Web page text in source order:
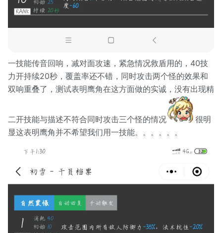
一技能传音回响，减对面攻速，紧急情况救盾用的，40技
力开持续20秒，覆盖率还不错，同时攻击两个怪的效果和
双响重叠了，测试表明鹰角在这方面做的实诚，没有出现精
二开技能与描述不符合同时攻击三个怪的情况
很明
显这表明鹰角并不希望我们用一技能。。。。。。